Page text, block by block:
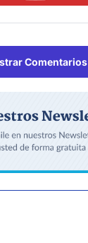
Comentarios